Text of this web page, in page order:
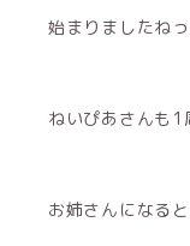
始まりましたね
ねいぴあさんも1
お姉さんになる